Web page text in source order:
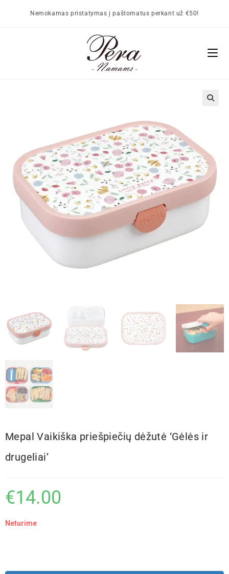
Nemokamas pristatymas į paštomatus perkant už €50!
Mepal Vaikiška priešpiečių dėžutė ‘Gėlės ir
drugeliai’
€14.00
Neturime